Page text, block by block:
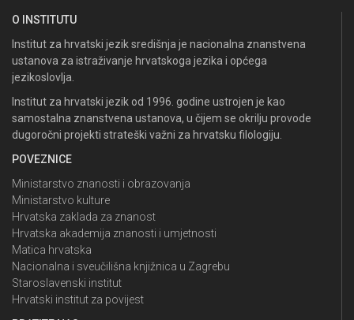
O INSTITUTU
Institut za hrvatski jezik središnja je nacionalna znanstvena
ustanova za istraživanje hrvatskoga jezika i općega
jezikoslovlja.
Institut za hrvatski jezik od 1996. godine ustrojen je kao
samostalna znanstvena ustanova, u čijem se okrilju provode
dugoročni projekti strateški važni za hrvatsku filologiju.
POVEZNICE
Ministarstvo znanosti i obrazovanja
Ministarstvo kulture
Hrvatska zaklada za znanost
Hrvatska akademija znanosti i umjetnosti
Matica hrvatska
Nacionalna i sveučilišna knjižnica u Zagrebu
Staroslavenski institut
Hrvatski institut za povijest